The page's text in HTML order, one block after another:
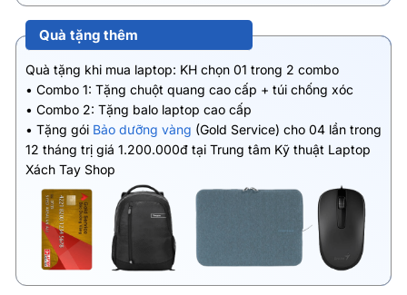
Quà tặng thêm
Quà tặng khi mua laptop: KH chọn 01 trong 2 combo
• Combo 1: Tặng chuột quang cao cấp + túi chống xóc
• Combo 2: Tặng balo laptop cao cấp
• Tặng gói Bảo dưỡng vàng (Gold Service) cho 04 lần trong
12 tháng trị giá 1.200.000đ tại Trung tâm Kỹ thuật Laptop
Xách Tay Shop